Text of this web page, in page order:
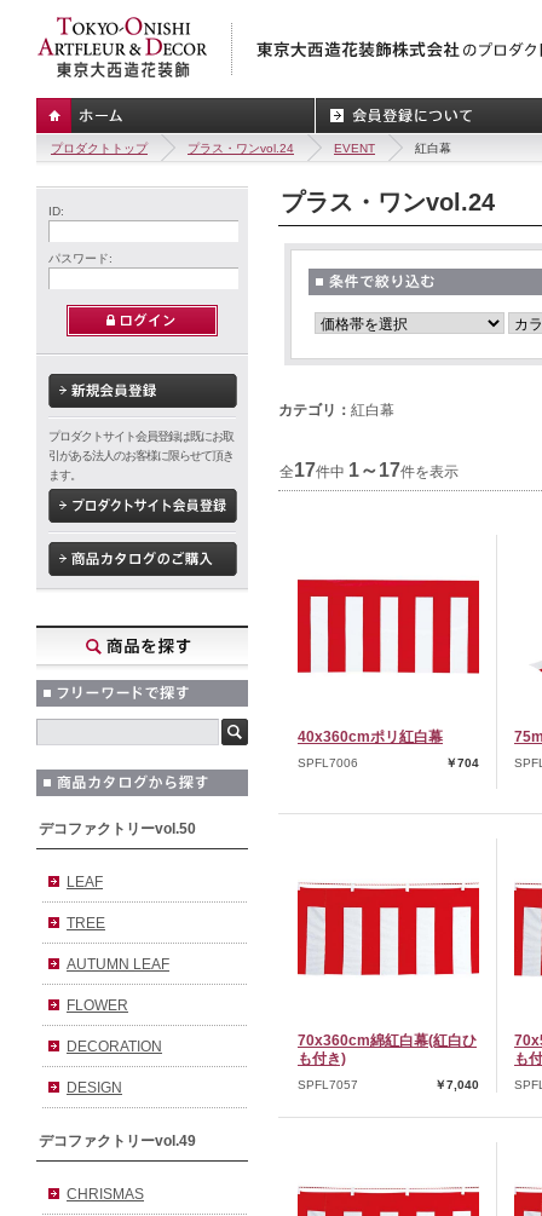
プロダクトトップ プラス・ワンvol.24 EVENT 紅白幕
ID:
パスワード:
プロダクトサイト会員登録は既にお取
引がある法人のお客様に限らせて頂き
ます。
デコファクトリーvol.50
LEAF
TREE
AUTUMN LEAF
FLOWER
DECORATION
DESIGN
デコファクトリーvol.49
CHRISMAS
プラス・ワンvol.24
カテゴリ： 紅白幕
全17件中 1～17件を表示
40x360cmポリ紅白幕
SPFL7006 ￥704
70x360cm綿紅白幕(紅白ひ
も付き)
SPFL7057 ￥7,040
も